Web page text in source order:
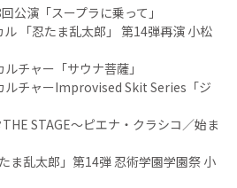
公演「スープラに乗って」
「忍たま乱太郎」 第14弾再演 小松
チャー「サウナ菩薩」
ルチャーImprovised Skit Series「ジ
STAGE～ピエナ・クラシコ／始ま
ま乱太郎」第14弾 忍術学園学園祭 小